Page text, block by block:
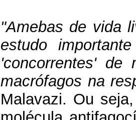
"Amebas de vida
estudo
'concorrentes'
macrófagos na
Malavazi. Ou